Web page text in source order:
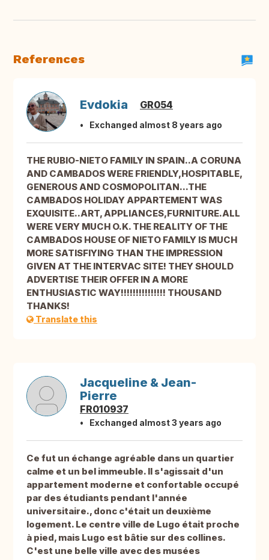
References
Evdokia GR054
Exchanged almost 8 years ago
THE RUBIO-NIETO FAMILY IN SPAIN..A CORUNA
AND CAMBADOS WERE FRIENDLY,HOSPITABLE,
GENEROUS AND COSMOPOLITAN...THE
CAMBADOS HOLIDAY APPARTEMENT WAS
EXQUISITE..ART, APPLIANCES,FURNITURE.ALL
WERE VERY MUCH O.K. THE REALITY OF THE
CAMBADOS HOUSE OF NIETO FAMILY IS MUCH
MORE SATISFIYING THAN THE IMPRESSION
GIVEN AT THE INTERVAC SITE! THEY SHOULD
ADVERTISE THEIR OFFER IN A MORE
ENTHUSIASTIC WAY!!!!!!!!!!!!!!! THOUSAND
THANKS!
Translate this
Jacqueline & Jean-
Pierre
FR010937
Exchanged almost 3 years ago
Ce fut un échange agréable dans un quartier
calme et un bel immeuble. Il s'agissait d'un
appartement moderne et confortable occupé
par des étudiants pendant l'année
universitaire., donc c'était un deuxième
logement. Le centre ville de Lugo était proche
à pied, mais Lugo est bâtie sur des collines.
C'est une belle ville avec des musées